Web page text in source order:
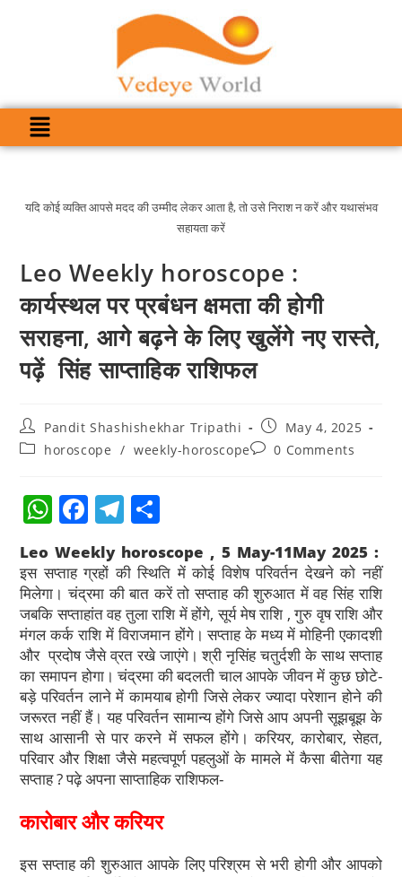
यदि कोई व्यक्ति आपसे मदद की उम्मीद लेकर आता है, तो उसे निराश न करें और यथासंभव
सहायता करें
Leo Weekly horoscope :
कार्यस्थल पर प्रबंधन क्षमता की होगी
सराहना, आगे बढ़ने के लिए खुलेंगे नए रास्ते,
पढ़ें सिंह साप्ताहिक राशिफल
Pandit Shashishekhar Tripathi
May 4, 2025
horoscope / weekly-horoscope 0 Comments
W
h
at
s
A
p
p
F
a
c
e
b
o
o
k
T
el
e
gr
a
m
ar
e
Leo Weekly horoscope , 5 May-11May 2025 :
इस सप्ताह ग्रहों की स्थिति में कोई विशेष परिवर्तन देखने को नहीं
मिलेगा। चंद्रमा की बात करें तो सप्ताह की शुरुआत में वह सिंह राशि
जबकि सप्ताहांत वह तुला राशि में होंगे, सूर्य मेष राशि , गुरु वृष राशि और
मंगल कर्क राशि में विराजमान होंगे। सप्ताह के मध्य में मोहिनी एकादशी
और प्रदोष जैसे व्रत रखे जाएंगे। श्री नृसिंह चतुर्दशी के साथ सप्ताह
का समापन होगा। चंद्रमा की बदलती चाल आपके जीवन में कुछ छोटे-
बड़े परिवर्तन लाने में कामयाब होगी जिसे लेकर ज्यादा परेशान होने की
जरूरत नहीं हैं। यह परिवर्तन सामान्य होंगे जिसे आप अपनी सूझबूझ के
साथ आसानी से पार करने में सफल होंगे। करियर, कारोबार, सेहत,
परिवार और शिक्षा जैसे महत्वपूर्ण पहलुओं के मामले में कैसा बीतेगा यह
सप्ताह ? पढ़े अपना साप्ताहिक राशिफल-
कारोबार और करियर
इस सप्ताह की शुरुआत आपके लिए परिश्रम से भरी होगी और आपको